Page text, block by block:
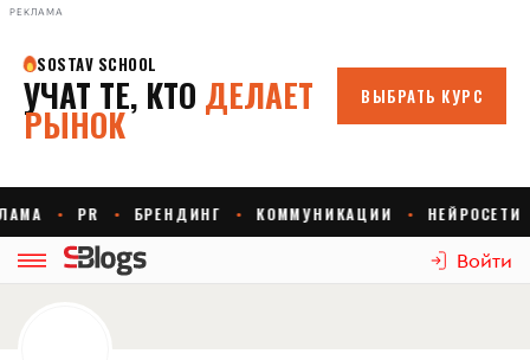
РЕКЛАМА
Войти